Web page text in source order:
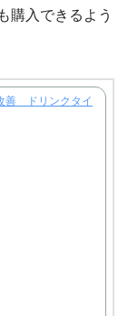
購入できるよう
善 ドリンクタイ